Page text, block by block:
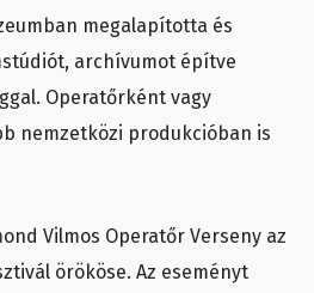
megalapította és
archívumot építve
Operatőrként vagy
nemzetközi produkcióban is
Vilmos Operatőr Verseny az
örököse. Az eseményt